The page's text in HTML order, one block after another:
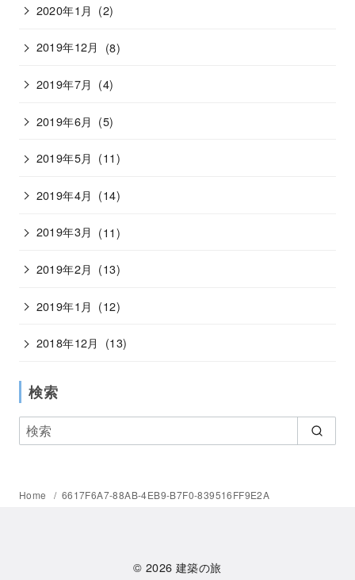
2020年1月 (2)
2019年12月 (8)
2019年7月 (4)
2019年6月 (5)
2019年5月 (11)
2019年4月 (14)
2019年3月 (11)
2019年2月 (13)
2019年1月 (12)
2018年12月 (13)
検索
Home 6617F6A7-88AB-4EB9-B7F0-839516FF9E2A
© 2026建築の旅